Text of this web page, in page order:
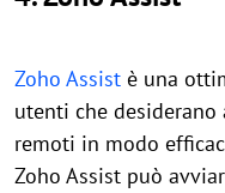
Zoho Assist è una
utenti che desiderano
remoti in modo
Zoho Assist può